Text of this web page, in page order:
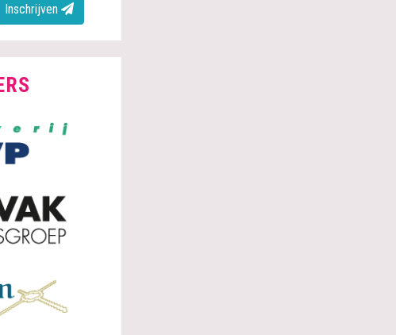
Inschrijven